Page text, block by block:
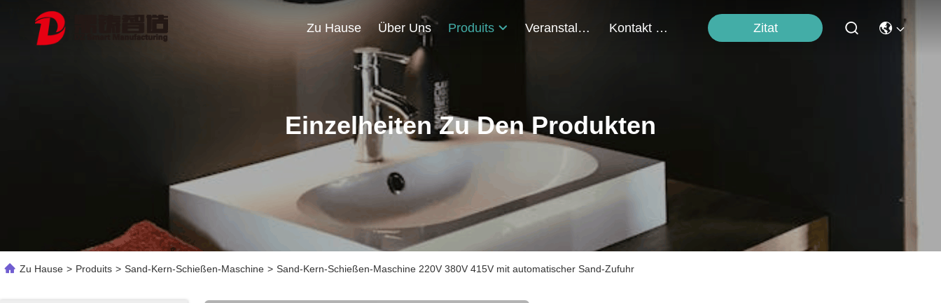
Zu Hause Über Uns Produits Veranstaltungen Kontakt Mit Uns Zitat
Einzelheiten Zu Den Produkten
Zu Hause > Produits > Sand-Kern-Schießen-Maschine > Sand-Kern-Schießen-Maschine 220V 380V 415V mit automatischer Sand-Zufuhr